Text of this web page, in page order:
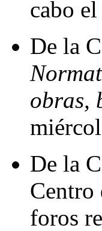
cabo
De la
obras,
De la
Centro
foros